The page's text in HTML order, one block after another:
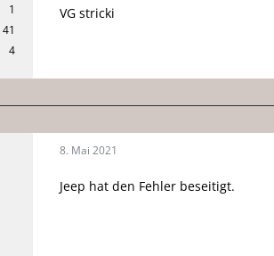
1
41
4
VG stricki
8. Mai 2021
Jeep hat den Fehler beseitigt.